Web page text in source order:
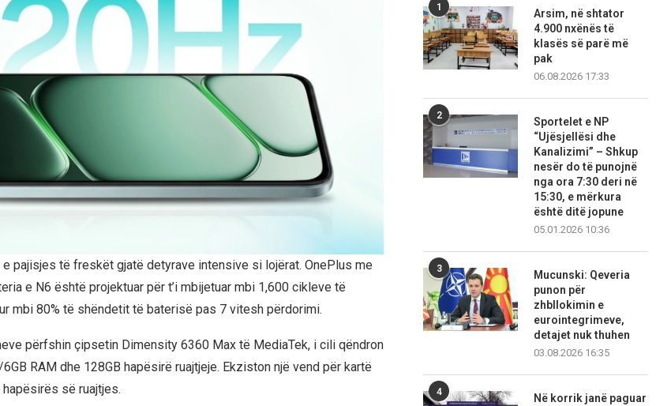
e pajisjes të freskët gjatë detyrave intensive si lojërat. OnePlus me
e N6 është projektuar për t’i mbijetuar mbi 1,600 cikleve të
mbi 80% të shëndetit të baterisë pas 7 vitesh përdorimi.
përfshin çipsetin Dimensity 6360 Max të MediaTek, i cili qëndron
RAM dhe 128GB hapësirë ruajtjeje. Ekziston një vend për kartë
së ruajtjes.
1
Arsim, në shtator
4.900 nxënës të
klasës së parë më
pak
06.08.2026 17:33
2
Sportelet e NP
“Ujësjellësi dhe
Kanalizimi” – Shkup
nesër do të punojnë
nga ora 7:30 deri në
15:30, e mërkura
është ditë jopune
05.01.2026 10:36
3
Mucunski: Qeveria
punon për
zhbllokimin e
eurointegrimeve,
detajet nuk thuhen
03.08.2026 16:35
4
Në korrik janë paguar